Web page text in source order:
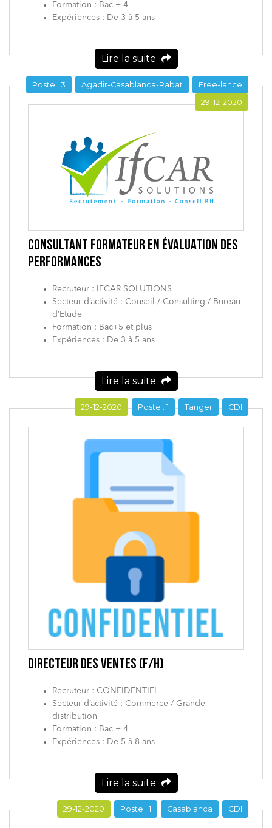
Formation : Bac + 4
Expériences : De 3 à 5 ans
Lire la suite
CONSULTANT FORMATEUR EN ÉVALUATION DES
PERFORMANCES
Recruteur : IFCAR SOLUTIONS
Secteur d’activité : Conseil / Consulting / Bureau
d’Etude
Formation : Bac+5 et plus
Expériences : De 3 à 5 ans
Lire la suite
Free-lance
Agadir-Casablanca-Rabat
Poste : 3
29-12-2020
DIRECTEUR DES VENTES (F/H)
Recruteur : CONFIDENTIEL
Secteur d’activité : Commerce / Grande
distribution
Formation : Bac + 4
Expériences : De 5 à 8 ans
Lire la suite
CDI
Tanger
Poste : 1
29-12-2020
CDI
Casablanca
Poste : 1
29-12-2020